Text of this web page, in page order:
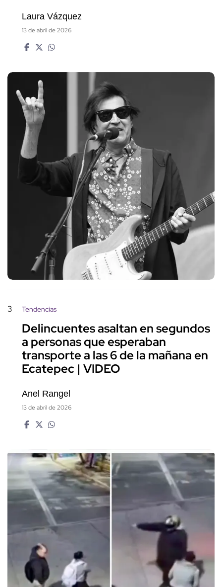
Laura Vázquez
13 de abril de 2026
3 Tendencias
Delincuentes asaltan en segundos
a personas que esperaban
transporte a las 6 de la mañana en
Ecatepec | VIDEO
Anel Rangel
13 de abril de 2026